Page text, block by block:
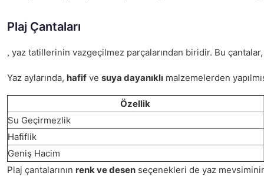
Plaj Çantaları
, yaz tatillerinin vazgeçilmez parçalarından biridir. Bu
Yaz aylarında, hafif ve suya dayanıklı malzemelerden
Özellik
Su Geçirmezlik
Hafiflik
Geniş Hacim
Plaj çantalarının renk ve desen seçenekleri de yaz